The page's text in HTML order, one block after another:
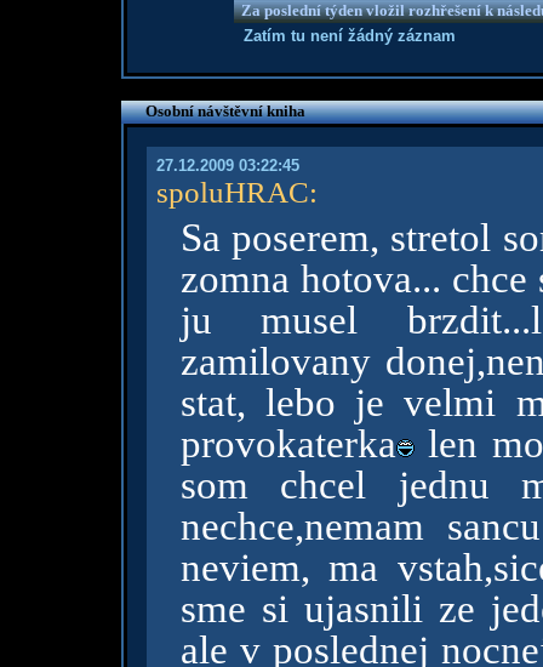
Za poslední týden vložil rozhřešení k
Zatím tu není žádný záznam
Osobní návštěvní kniha
27.12.2009 03:22:45
spoluHRAC:
Sa poserem, stretol
zomna hotova...
ju musel
zamilovany
stat, lebo je velmi
provokaterka len
som chcel jednu
nechce,nemam
neviem, ma
sme si ujasnili ze
ale v poslednej